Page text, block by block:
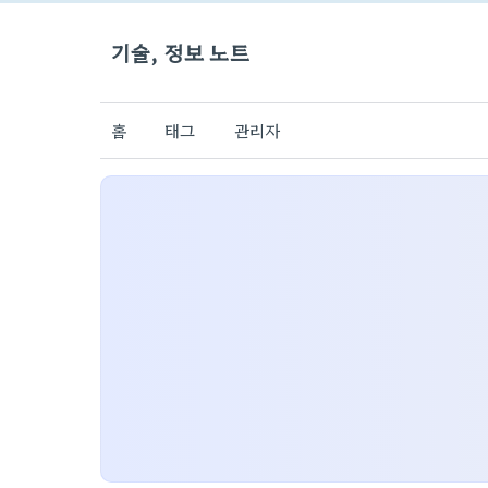
기술, 정보 노트
홈 태그 관리자